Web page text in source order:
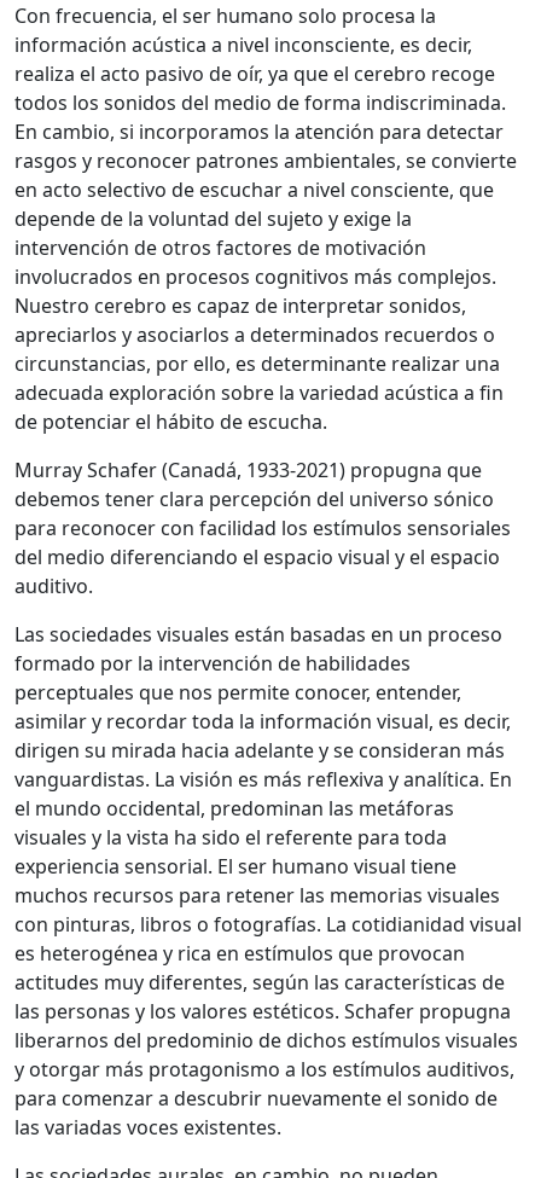
Con frecuencia, el ser humano solo procesa la
información acústica a nivel inconsciente, es decir,
realiza el acto pasivo de oír, ya que el cerebro recoge
todos los sonidos del medio de forma indiscriminada.
En cambio, si incorporamos la atención para detectar
rasgos y reconocer patrones ambientales, se convierte
en acto selectivo de escuchar a nivel consciente, que
depende de la voluntad del sujeto y exige la
intervención de otros factores de motivación
involucrados en procesos cognitivos más complejos.
Nuestro cerebro es capaz de interpretar sonidos,
apreciarlos y asociarlos a determinados recuerdos o
circunstancias, por ello, es determinante realizar una
adecuada exploración sobre la variedad acústica a fin
de potenciar el hábito de escucha.
Murray Schafer (Canadá, 1933-2021) propugna que
debemos tener clara percepción del universo sónico
para reconocer con facilidad los estímulos sensoriales
del medio diferenciando el espacio visual y el espacio
auditivo.
Las sociedades visuales están basadas en un proceso
formado por la intervención de habilidades
perceptuales que nos permite conocer, entender,
asimilar y recordar toda la información visual, es decir,
dirigen su mirada hacia adelante y se consideran más
vanguardistas. La visión es más reflexiva y analítica. En
el mundo occidental, predominan las metáforas
visuales y la vista ha sido el referente para toda
experiencia sensorial. El ser humano visual tiene
muchos recursos para retener las memorias visuales
con pinturas, libros o fotografías. La cotidianidad visual
es heterogénea y rica en estímulos que provocan
actitudes muy diferentes, según las características de
las personas y los valores estéticos. Schafer propugna
liberarnos del predominio de dichos estímulos visuales
y otorgar más protagonismo a los estímulos auditivos,
para comenzar a descubrir nuevamente el sonido de
las variadas voces existentes.